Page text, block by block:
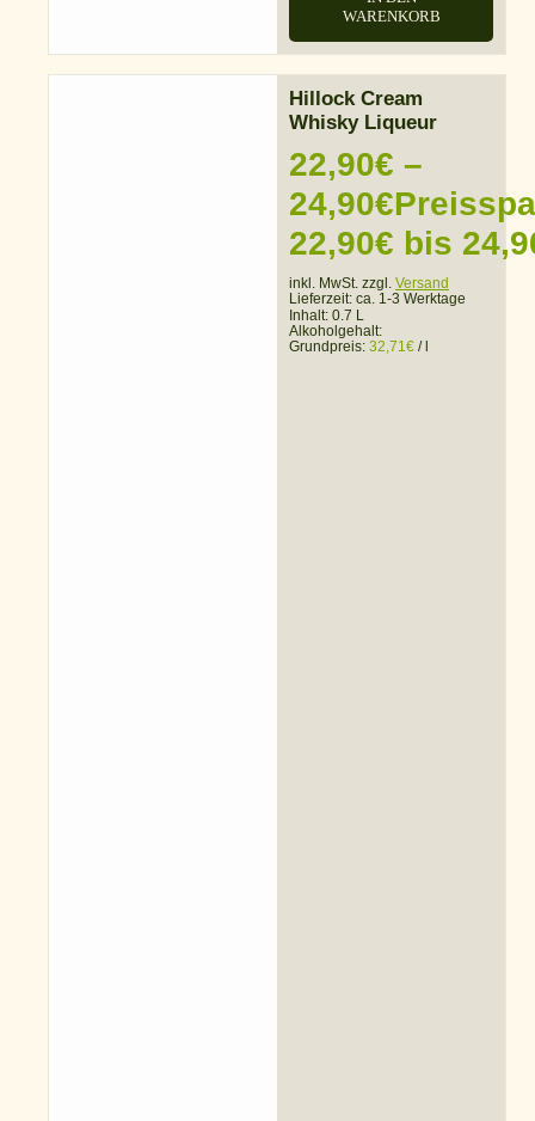
WARENKORB
Hillock Cream
Whisky Liqueur
22,90€ –
24,90€
22,90€ bis
inkl. MwSt. zzgl. Versand
Lieferzeit: ca. 1-3 Werktage
Inhalt: 0.7 L
Alkoholgehalt:
Grundpreis: 32,71€ /